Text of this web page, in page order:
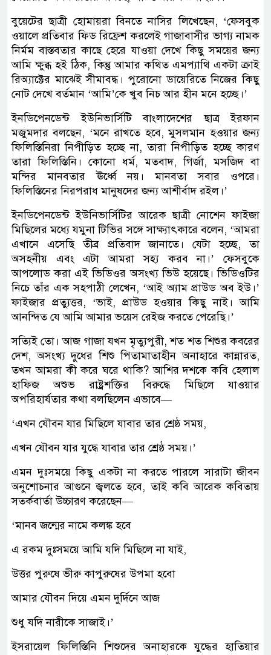
বুয়েটের ছাত্রী হোমায়রা বিনতে নাসির লিখেছেন, ‘ফেসবুক
ওয়ালে প্রতিবার ফিড রিফ্রেশ করলেই গাজাবাসীর ভাগ্য নামক
নির্মম বাস্তবতার কাছে হেরে যাওয়া দেখে কিছু সময়ের জন্য
আমি ক্ষুব্ধ হই ঠিক, কিন্তু আমার কথিত এমপ্যাথি একটা ক্রাই
রিঅ্যাক্টের মাঝেই সীমাবদ্ধ। পুরোনো ডায়েরিতে নিজের কিছু
নোট দেখে বর্তমান ‘আমি’কে খুব নিচ আর হীন মনে হচ্ছে।’
ইনডিপেনডেন্ট ইউনিভার্সিটি বাংলাদেশের ছাত্র ইরফান
মজুমদার বলছেন, ‘মনে রাখতে হবে, মুসলমান হওয়ার জন্য
ফিলিস্তিনিরা নিপীড়িত হচ্ছে না, তারা নিপীড়িত হচ্ছে কারণ
তারা ফিলিস্তিনি। কোনো ধর্ম, মতবাদ, গির্জা, মসজিদ বা
মন্দির মানবতার ঊর্ধ্বে নয়। মানবতা সবার ওপরে।
ফিলিস্তিনের নিরপরাধ মানুষদের জন্য আশীর্বাদ রইল।’
ইনডিপেনডেন্ট ইউনিভার্সিটির আরেক ছাত্রী নোশেন ফাইজা
মিছিলের মধ্যে যমুনা টিভির সঙ্গে সাক্ষ্যাৎকারে বলেন, ‘আমরা
এখানে এসেছি তীব্র প্রতিবাদ জানাতে। যেটা হচ্ছে, তা
অসহনীয় এবং এটা আমরা সহ্য করব না।’ ফেসবুকে
আপলোড করা এই ভিডিওর অসংখ্য ভিউ হয়েছে। ভিডিওটির
নিচে তাঁর এক সহপাঠী লেখেন, ‘আই অ্যাম প্রাউড অব ইউ।’
ফাইজার প্রত্যুত্তর, ‘ভাই, প্রাউড হওয়ার কিছু নাই। আমি
আনন্দিত যে আমি আমার ভয়েস রেইজ করতে পেরেছি।’
সত্যিই তো। আজ গাজা যখন মৃত্যুপুরী, শত শত শিশুর কবরের
দেশ, অসংখ্য দুধের শিশু পিতামাতাহীন অনাহারে কান্নারত,
তখন আমরা কী করে ঘরে থাকি? আশির দশকে কবি হেলাল
হাফিজ অশুভ রাষ্ট্রশক্তির বিরুদ্ধে মিছিলে যাওয়ার
অপরিহার্যতার কথা বলছিলেন এভাবে—
‘এখন যৌবন যার মিছিলে যাবার তার শ্রেষ্ঠ সময়,
এখন যৌবন যার যুদ্ধে যাবার তার শ্রেষ্ঠ সময়।’
এমন দুঃসময়ে কিছু একটা না করতে পারলে সারাটা জীবন
অনুশোচনার আগুনে জ্বলতে হবে, তাই কবি আরেক কবিতায়
সতর্কবার্তা উচ্চারণ করেছেন—
‘মানব জন্মের নামে কলঙ্ক হবে
এ রকম দুঃসময়ে আমি যদি মিছিলে না যাই,
উত্তর পুরুষে ভীরু কাপুরুষের উপমা হবো
আমার যৌবন দিয়ে এমন দুর্দিনে আজ
শুধু যদি নারীকে সাজাই।’
ইসরায়েল ফিলিস্তিনি শিশুদের অনাহারকে যুদ্ধের হাতিয়ার